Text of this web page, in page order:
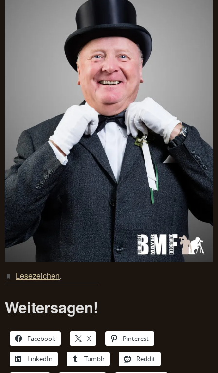
Lesezeichen.
Weitersagen!
Facebook X Pinterest
LinkedIn Tumblr Reddit